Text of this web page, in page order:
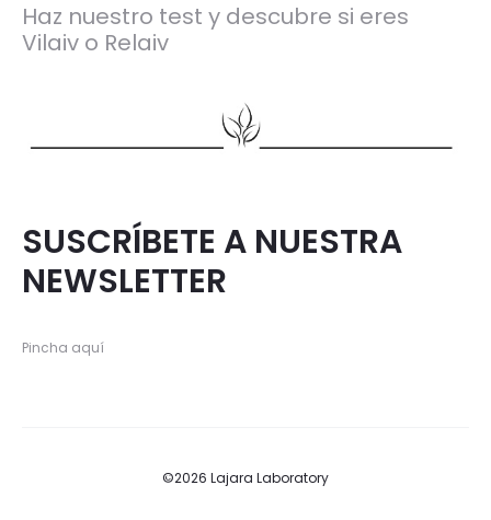
Haz nuestro test y descubre si eres
Vilaiv o Relaiv
SUSCRÍBETE A NUESTRA
NEWSLETTER
Pincha aquí
©2026 Lajara Laboratory